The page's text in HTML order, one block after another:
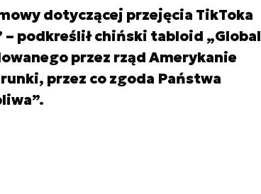
dotyczącej przejęcia TikToka
podkreślił chiński tabloid „Global
przez rząd Amerykanie
przez co zgoda Państwa